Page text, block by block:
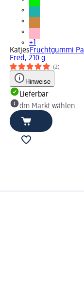
+1
KatjesFruchtgummi
Fred, 210 g
(2)
Hinweise
Lieferbar
dm Markt wählen